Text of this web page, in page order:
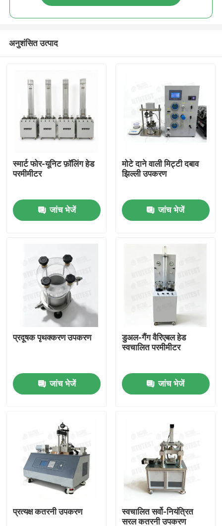
हमारे बारे में
फैक्टरी यात्रा
हमसे संपर्क करें
एक बोली का अनुरोध
यूनिवर्सल टेस्टिंग मशीन
मृदा परीक्षण मशीन
अनुशंसित उत्पाद
स्मार्ट फोर-यूनिट फ़ॉलिंग हेड
परमीमीटर
जांच भेजें
मोटे दाने वाली मिट्टी दबाव
झिल्ली उपकरण
जांच भेजें
प्रदूषक पृथक्करण उपकरण
जांच भेजें
डुअल-गैंग वैरिएबल हेड
स्वचालित परमीमीटर
जांच भेजें
प्रत्यक्ष कतरनी उपकरण
स्वचालित सर्वो-नियंत्रित
सरल कतरनी उपकरण